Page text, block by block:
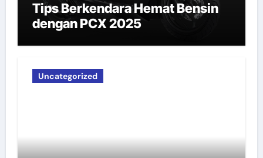
Tips Berkendara Hemat Bensin
dengan PCX 2025
Uncategorized